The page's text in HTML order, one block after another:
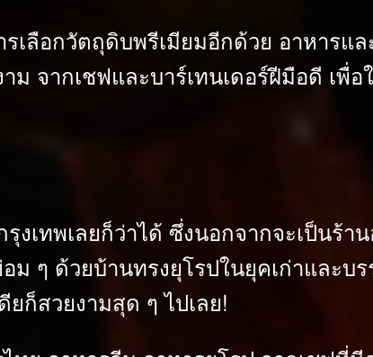
ลือกวัตถุดิบพรีเมียมอีกด้วย อาหารแล
จากเชฟและบาร์เทนเดอร์ฝีมือดี เพื่
งเทพเลยก็ว่าได้ ซึ่งนอกจากจะเป็นร้า
ม ๆ ด้วยบ้านทรงยุโรปในยุคเก่าและบ
ก็สวยงามสุด ๆ ไปเลย!